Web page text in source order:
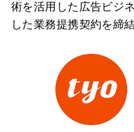
術を活用した広告ビジ
した業務提携契約を締